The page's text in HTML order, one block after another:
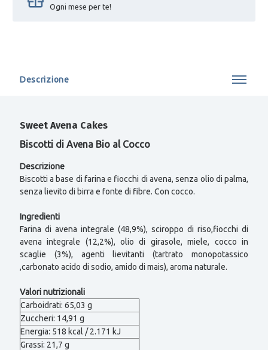
Ogni mese per te!
Descrizione
Sweet Avena Cakes
Biscotti di Avena Bio al Cocco
Descrizione
Biscotti a base di farina e fiocchi di avena, senza olio di palma,
senza lievito di birra e fonte di fibre. Con cocco.
Ingredienti
Farina di avena integrale (48,9%), sciroppo di riso,fiocchi di
avena integrale (12,2%), olio di girasole, miele, cocco in
scaglie (3%), agenti lievitanti (tartrato monopotassico
,carbonato acido di sodio, amido di mais), aroma naturale.
Valori nutrizionali
Carboidrati: 65,03 g
Zuccheri: 14,91 g
Energia: 518 kcal / 2.171 kJ
Grassi: 21,7 g